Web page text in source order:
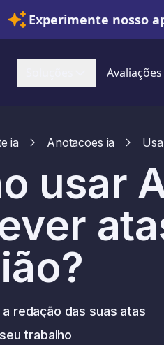
Experimente nosso
ia Anotacoes ia
usar
redação das suas atas
trabalho